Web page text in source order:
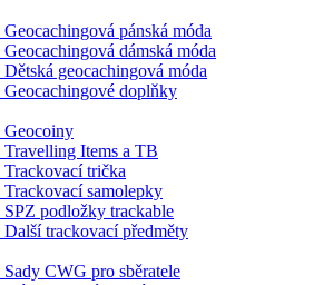
Geocachingová pánská móda
Geocachingová dámská móda
Dětská geocachingová móda
Geocachingové doplňky
Geocoiny
Travelling Items a TB
Trackovací trička
Trackovací samolepky
SPZ podložky trackable
Další trackovací předměty
Sady CWG pro sběratele